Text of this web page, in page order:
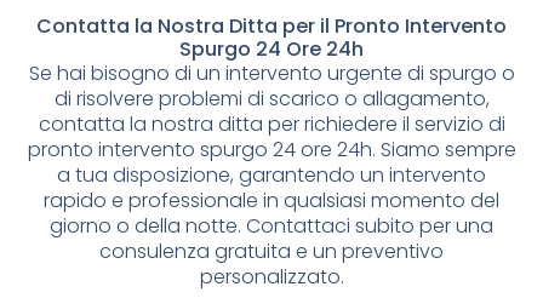
Contatta la Nostra Ditta per il Pronto Intervento
Spurgo 24 Ore 24h
Se hai bisogno di un intervento urgente di spurgo o
di risolvere problemi di scarico o allagamento,
contatta la nostra ditta per richiedere il servizio di
pronto intervento spurgo 24 ore 24h. Siamo sempre
a tua disposizione, garantendo un intervento
rapido e professionale in qualsiasi momento del
giorno o della notte. Contattaci subito per una
consulenza gratuita e un preventivo
personalizzato.